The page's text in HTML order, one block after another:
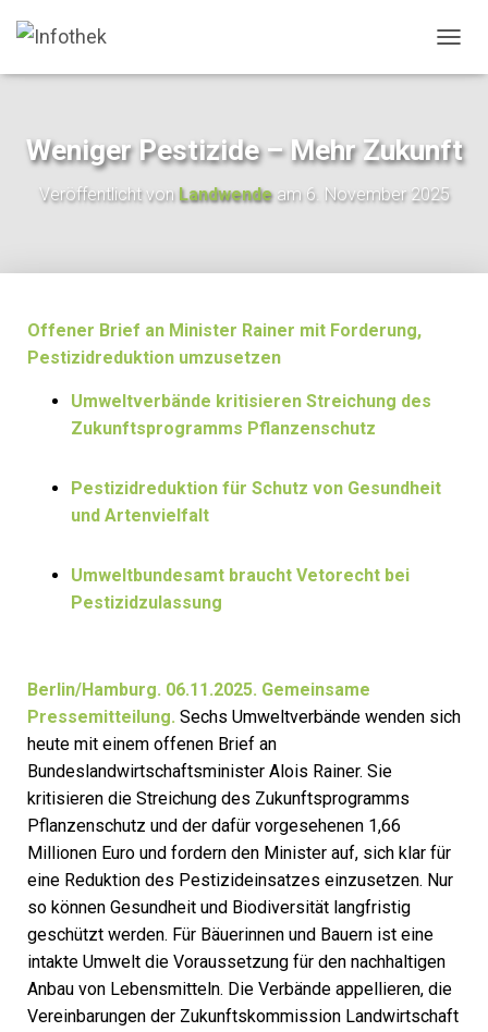
A
G
A
I
Weniger Pestizide – Mehr Zukunft
Veröffentlicht von Landwendeam 6. November 2025
Offener Brief an Minister Rainer mit Forderung,
Pestizidreduktion umzusetzen
Umweltverbände kritisieren Streichung des
Zukunftsprogramms Pflanzenschutz
Pestizidreduktion für Schutz von Gesundheit
und Artenvielfalt
Umweltbundesamt braucht Vetorecht bei
Pestizidzulassung
Berlin/Hamburg. 06.11.2025. Gemeinsame
Pressemitteilung. Sechs Umweltverbände wenden sich
heute mit einem offenen Brief an
Bundeslandwirtschaftsminister Alois Rainer. Sie
kritisieren die Streichung des Zukunftsprogramms
Pflanzenschutz und der dafür vorgesehenen 1,66
Millionen Euro und fordern den Minister auf, sich klar für
eine Reduktion des Pestizideinsatzes einzusetzen. Nur
so können Gesundheit und Biodiversität langfristig
geschützt werden. Für Bäuerinnen und Bauern ist eine
intakte Umwelt die Voraussetzung für den nachhaltigen
Anbau von Lebensmitteln. Die Verbände appellieren, die
Vereinbarungen der Zukunftskommission Landwirtschaft